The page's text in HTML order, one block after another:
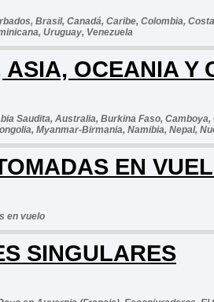
, Brasil, Canadá, Caribe, Colombia,
, Uruguay, Venezuela
ASIA, OCEANIA Y
Saudita, Australia, Burkina Faso, Camboya,
, Myanmar-Birmania, Namibia, Nepal,
EN
en vuelo
SINGULARES